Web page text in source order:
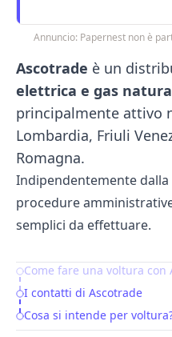
Annuncio: Papernest non è
Ascotrade è un
elettrica e gas
principalmente attivo
Lombardia, Friuli
Romagna.
Indipendentemente
procedure
semplici da effettuare.
Table of Contents
Come fare una voltura con
I contatti di Ascotrade
Cosa si intende per